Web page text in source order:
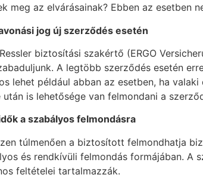
meg az elvárásainak? Ebben az esetben
jog új szerződés esetén
biztosítási szakértő (ERGO
A legtöbb szerződés esetén
lehet például abban az esetben, ha
után is lehetősége van felmondani a
a szabályos felmondásra
túlmenően a biztosított felmondhatja
és rendkívüli felmondás formájában. A
feltételei tartalmazzák.